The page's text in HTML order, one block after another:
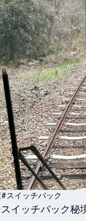
#スイッチバック
イッチバック秘